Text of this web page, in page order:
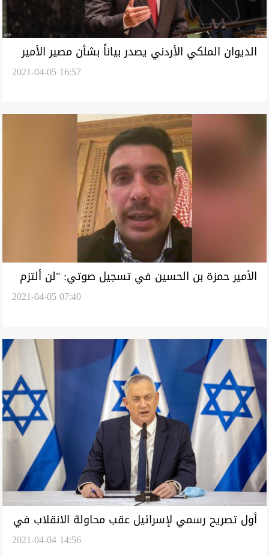
الديوان الملكي الأردني يصدر بياناً بشأن مصير الأمير
2021-04-05 16:57
الأمير حمزة بن الحسين في تسجيل صوتي: "لن ألتزم
2021-04-05 07:40
أول تصريح رسمي لإسرائيل عقب محاولة الانقلاب في
2021-04-04 14:56